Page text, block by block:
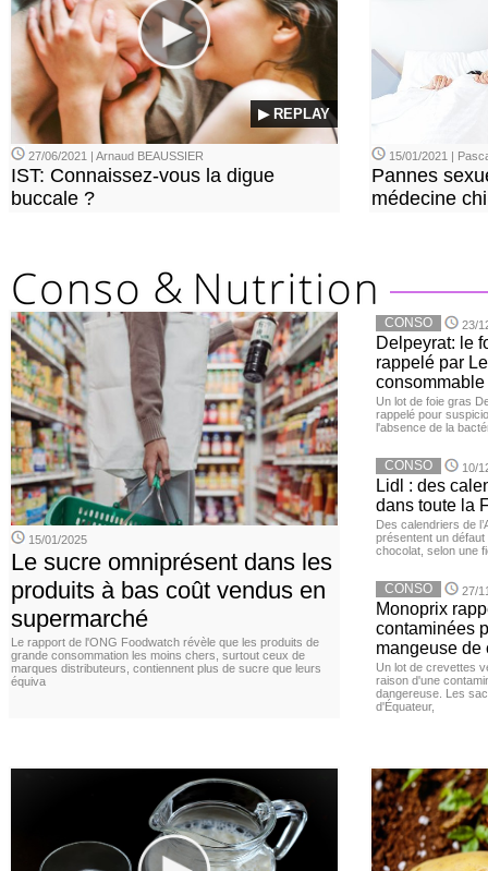
▶ REPLAY
27/06/2021 | Arnaud BEAUSSIER
IST: Connaissez-vous la digue
buccale ?
15/01/2021 |
Pannes
médecine
15/01/2025
Le sucre omniprésent dans les
produits à bas coût vendus en
supermarché
Le rapport de l'ONG Foodwatch révèle que les produits de
grande consommation les moins chers, surtout ceux de
marques distributeurs, contiennent plus de sucre que leurs
équiva
CONSO 23/
Delpeyrat: le
rappelé par
consommable
Un lot de foie gras
rappelé pour
l'absence de la
CONSO 10/
Lidl : des
dans toute la
Des calendriers de
présentent un défaut
chocolat, selon une
CONSO 27/
Monoprix
contaminées
mangeuse de
Un lot de crevettes
raison d'une
dangereuse. Les
d'Équateur,